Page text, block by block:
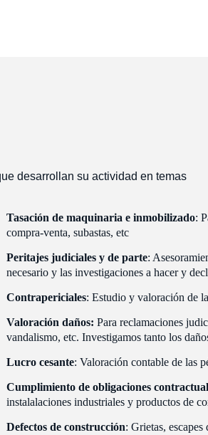
desarrollan su actividad en temas
Tasación de maquinaria e inmobilizado:
compra-venta, subastas, etc
Peritajes judiciales y de parte:
necesario y las investigaciones a hacer y
Contrapericiales: Estudio y valoración de
Valoración daños: Para reclamaciones
vandalismo, etc. Investigamos tanto los
Lucro cesante: Valoración contable de las
Cumplimiento de obligaciones
instalalaciones industriales y productos de
Defectos de construcción: Grietas,